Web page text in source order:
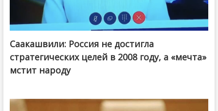
Саакашвили: Россия не достигла
стратегических целей в 2008 году, а «мечта»
мстит народу